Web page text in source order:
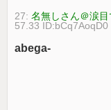
27:名無しさん＠涙
57.33 ID:bCq7AoqD0
abega-